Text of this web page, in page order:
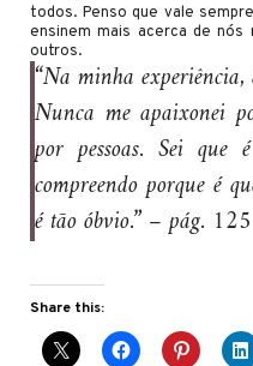
todos. Penso que vale
ensinem mais acerca de nós
outros.
“Na minha experiência,
Nunca me apaixonei
por pessoas. Sei
compreendo porque é
é tão óbvio.” – pág. 125
Share this: